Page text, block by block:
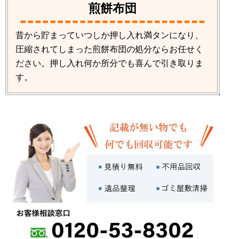
煎餅布団
昔から貯まっていつしか押し入れ満タンになり、
圧縮されてしまった煎餅布団の処分ならお任せく
ださい。押し入れ何か所分でも喜んで引き取りま
す。